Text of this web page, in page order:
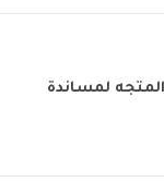
المتجه لمساندة